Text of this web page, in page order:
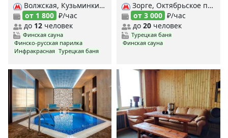
Волжская, Кузьминки, Печатники (Люб.-Дмитровская), Печатники (б. Кольцевая), Текстильщики (б. Кольцевая), Текстильщики (Таг.-Краснопр.),
от 1 800 ₽/час
до 12 человек
Финская сауна
Финско-русская парилка
Инфракрасная Турецкая баня
Зорге, Октябрьское поле, Панфиловская, Хорошёво,
от 3 000 ₽/час
до 20человек
Турецкая баня
Финская сауна